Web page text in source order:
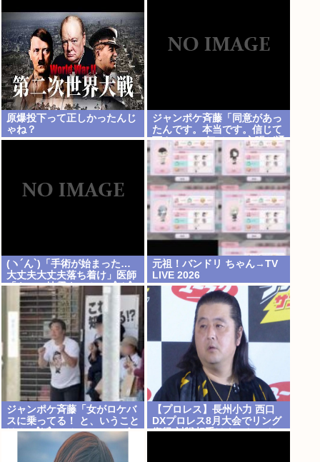
原爆投下って正しかったんじ
ゃね？
ジャンポケ斉藤「同意があっ
たんです。本当です。信じて
下さい」 ←何でこの主張が通
らないの？
(ヽ´ん`)「手術が始まった…
大丈夫大丈夫落ち着け」医師
「キャー地震よー！」(;ﾟんﾟ)
「！？」
元祖！バンドリ ちゃん→TV
LIVE 2026
ジャンポケ斉藤「女がロケバ
スに乗ってる！ と、いうこと
は！( *ﾟ∀ﾟ)=3ムッハー」 ボ
ロン。
【プロレス】長州小力 西口
DXプロレス8月大会でリング
復帰 対戦相手はクロちゃん